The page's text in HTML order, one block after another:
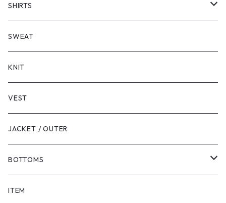
SHORT SLEEVE
LONG SLEEVE
SHIRTS
SHORT SLEEVE
LONG SLEEVE
SWEAT
KNIT
VEST
JACKET / OUTER
BOTTOMS
SHORTS
ITEM